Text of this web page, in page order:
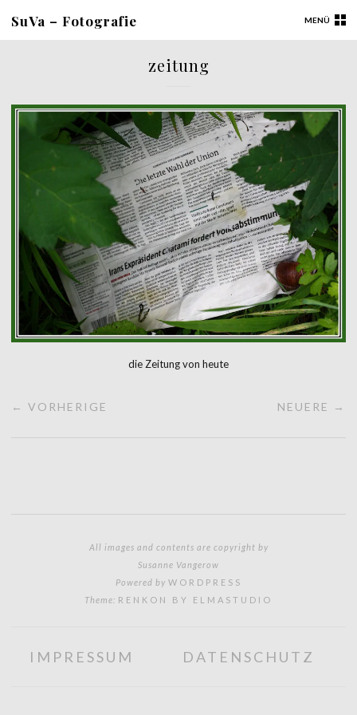
MENÜ
SuVa – Fotografie
zeitung
die Zeitung von heute
← VORHERIGE NEUERE →
All images and contents are copyright by
Susanne Vangerow
Powered by WORDPRESS
Theme: RENKON BY ELMASTUDIO
IMPRESSUM DATENSCHUTZ